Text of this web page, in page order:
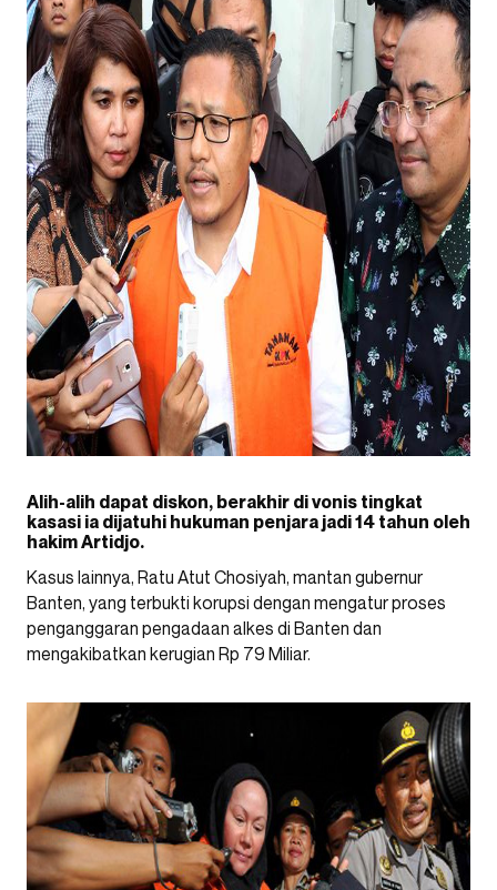
Alih-alih dapat diskon, berakhir di vonis tingkat
kasasi ia dijatuhi hukuman penjara jadi 14 tahun oleh
hakim Artidjo.
Kasus lainnya, Ratu Atut Chosiyah, mantan gubernur
Banten, yang terbukti korupsi dengan mengatur proses
penganggaran pengadaan alkes di Banten dan
mengakibatkan kerugian Rp 79 Miliar.